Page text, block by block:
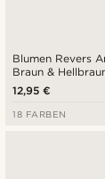
Blumen Revers
Braun &
12,95 €
18 FARBEN